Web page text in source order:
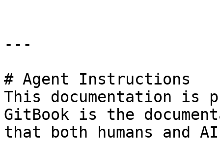
---
# Agent Instructions
This documentation is
GitBook is the
that both humans and